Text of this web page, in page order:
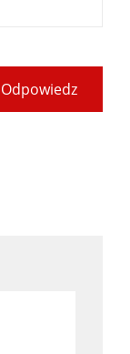
Odpowiedz